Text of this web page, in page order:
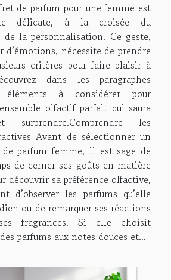
de parfum pour une femme est
délicate, à la croisée du
la personnalisation. Ce geste,
d’émotions, nécessite de prendre
critères pour faire plaisir à
dans les paragraphes
à considérer pour
olfactif parfait qui saura
surprendre.Comprendre les
Avant de sélectionner un
de parfum femme, il est sage de
de cerner ses goûts en matière
découvrir sa préférence olfactive,
d’observer les parfums qu’elle
ou de remarquer ses réactions
fragrances. Si elle choisit
parfums aux notes douces et...